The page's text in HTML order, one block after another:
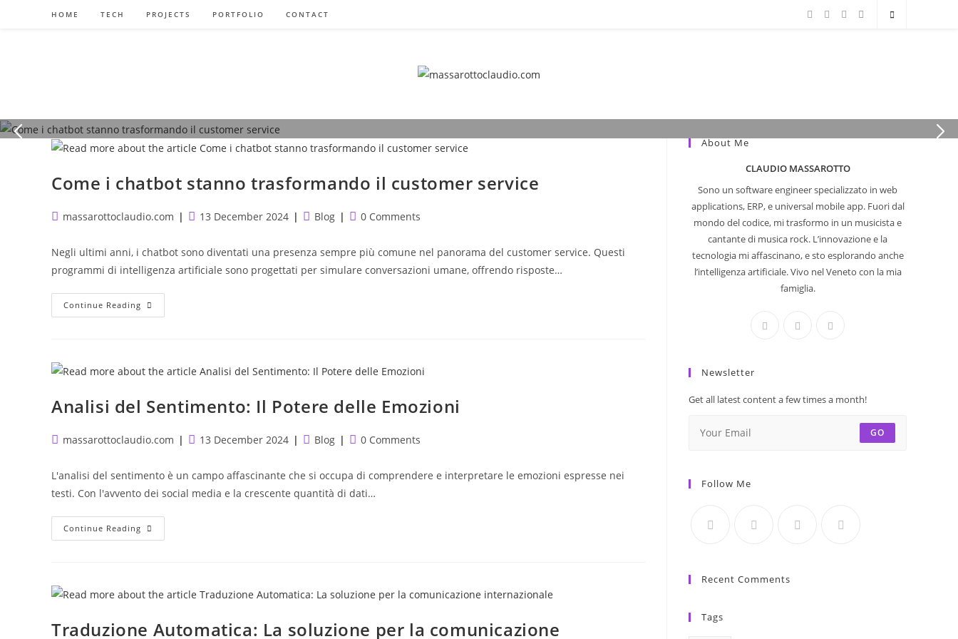
HOME TECH PROJECTS PORTFOLIO CONTACT
Negli ultimi anni, i chatbot sono diventati una presenza sempre più comune nel panorama del customer service. Questi programmi di…
Come i chatbot stanno trasformando il customer service
Postmassarottoclaudio.com
Post13 December 2024
PostBlog
Post0 Comments
Negli ultimi anni, i chatbot sono diventati una presenza sempre più comune nel panorama del customer service. Questi
programmi di intelligenza artificiale sono progettati per simulare conversazioni umane, offrendo risposte…
Continue Reading Come
I
Customer
Service
Analisi del Sentimento: Il Potere delle Emozioni
Postmassarottoclaudio.com
Post13 December 2024
PostBlog
Post0 Comments
L'analisi del sentimento è un campo affascinante che si occupa di comprendere e interpretare le emozioni espresse nei
testi. Con l'avvento dei social media e la crescente quantità di dati…
Continue Reading Analisi
Del
Emozioni
Traduzione Automatica: La soluzione per la comunicazione
About Me
CLAUDIO MASSAROTTO
Sono un software engineer specializzato in web
applications, ERP, e universal mobile app. Fuori dal
mondo del codice, mi trasformo in un musicista e
cantante di musica rock. L’innovazione e la
tecnologia mi affascinano, e sto esplorando anche
l’intelligenza artificiale. Vivo nel Veneto con la mia
famiglia.
Newsletter
Get all latest content a few times a month!
GO
Follow Me
Recent Comments
Tags